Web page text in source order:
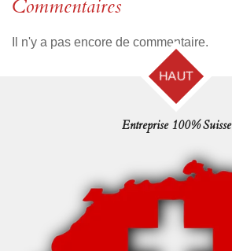
Commentaires
Il n'y a pas encore de commentaire.
HAUT
Entreprise 100% Suisse